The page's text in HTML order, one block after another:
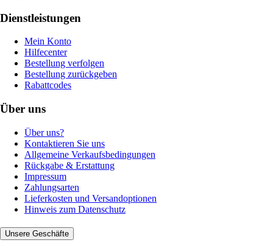
Dienstleistungen
Mein Konto
Hilfecenter
Bestellung verfolgen
Bestellung zurückgeben
Rabattcodes
Über uns
Über uns?
Kontaktieren Sie uns
Allgemeine Verkaufsbedingungen
Rückgabe & Erstattung
Impressum
Zahlungsarten
Lieferkosten und Versandoptionen
Hinweis zum Datenschutz
Unsere Geschäfte